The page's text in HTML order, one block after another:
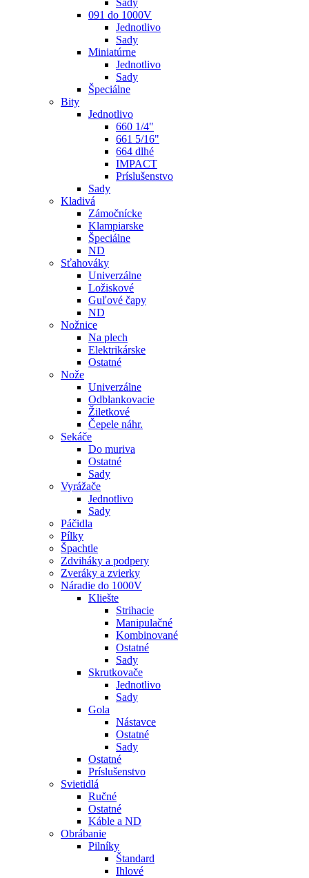
Sady
091 do 1000V
Jednotlivo
Sady
Miniatúrne
Jednotlivo
Sady
Špeciálne
Bity
Jednotlivo
660 1/4"
661 5/16"
664 dlhé
IMPACT
Príslušenstvo
Sady
Kladivá
Zámočnícke
Klampiarske
Špeciálne
ND
Sťahováky
Univerzálne
Ložiskové
Guľové čapy
ND
Nožnice
Na plech
Elektrikárske
Ostatné
Nože
Univerzálne
Odblankovacie
Žiletkové
Čepele náhr.
Sekáče
Do muriva
Ostatné
Sady
Vyrážače
Jednotlivo
Sady
Páčidla
Pílky
Špachtle
Zdviháky a podpery
Zveráky a zvierky
Náradie do 1000V
Kliešte
Strihacie
Manipulačné
Kombinované
Ostatné
Sady
Skrutkovače
Jednotlivo
Sady
Gola
Nástavce
Ostatné
Sady
Ostatné
Príslušenstvo
Svietidlá
Ručné
Ostatné
Káble a ND
Obrábanie
Pilníky
Štandard
Ihlové